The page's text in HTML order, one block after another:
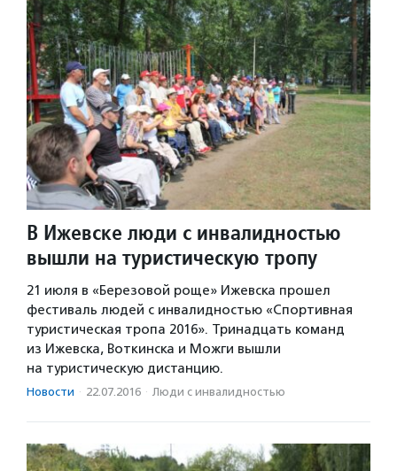
В Ижевске люди с инвалидностью
вышли на туристическую тропу
21 июля в «Березовой роще» Ижевска прошел
фестиваль людей с инвалидностью «Спортивная
туристическая тропа 2016». Тринадцать команд
из Ижевска, Воткинска и Можги вышли
на туристическую дистанцию.
Новости · 22.07.2016 · Люди с инвалидностью